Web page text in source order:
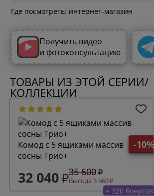
Где посмотреть: интернет-магазин
Получить видео
и фотоконсультацию
ТОВАРЫ ИЗ ЭТОЙ СЕРИИ/
КОЛЛЕКЦИИ
-10%
Комод с 5 ящиками массив
сосны Трио+
32 040 35 600
Выгода 3 560
+ 320 бонусов